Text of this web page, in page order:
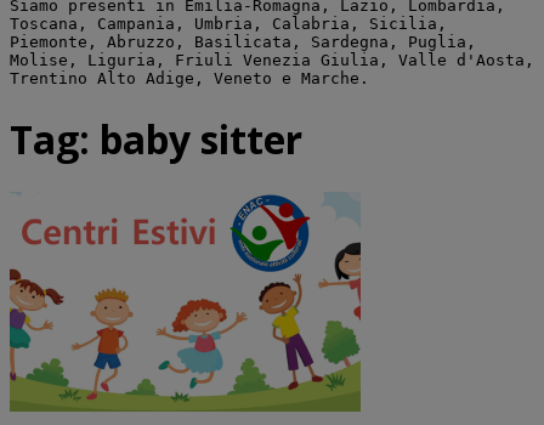
Siamo presenti in Emilia-Romagna, Lazio, Lombardia,
Toscana, Campania, Umbria, Calabria, Sicilia,
Piemonte, Abruzzo, Basilicata, Sardegna, Puglia,
Molise, Liguria, Friuli Venezia Giulia, Valle d'Aosta,
Trentino Alto Adige, Veneto e Marche.
Tag: baby sitter